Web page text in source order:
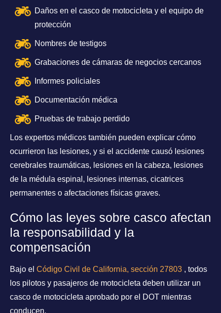
Daños en el casco de motocicleta y el equipo de
protección
Nombres de testigos
Grabaciones de cámaras de negocios cercanos
Informes policiales
Documentación médica
Pruebas de trabajo perdido
Los expertos médicos también pueden explicar cómo
ocurrieron las lesiones, y si el accidente causó lesiones
cerebrales traumáticas, lesiones en la cabeza, lesiones
de la médula espinal, lesiones internas, cicatrices
permanentes o afectaciones físicas graves.
Cómo las leyes sobre casco afectan
la responsabilidad y la
compensación
Bajo el Código Civil de California, sección 27803 , todos
los pilotos y pasajeros de motocicleta deben utilizar un
casco de motocicleta aprobado por el DOT mientras
conducen.